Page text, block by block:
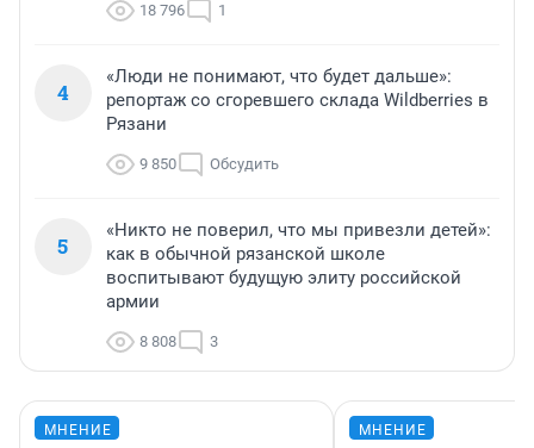
18 796 1
4
«Люди не понимают, что будет дальше»:
репортаж со сгоревшего склада Wildberries в
Рязани
9 850 Обсудить
5
«Никто не поверил, что мы привезли детей»:
как в обычной рязанской школе
воспитывают будущую элиту российской
армии
8 808 3
МНЕНИЕ МНЕНИЕ